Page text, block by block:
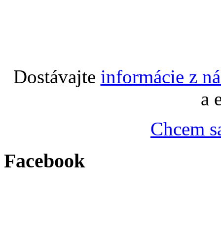
Dostávajte informácie z
a
Chcem
Facebook